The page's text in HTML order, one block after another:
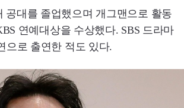
공대를 졸업했으며 개그맨으로 활동
연예대상을 수상했다. SBS 드라마
으로 출연한 적도 있다.